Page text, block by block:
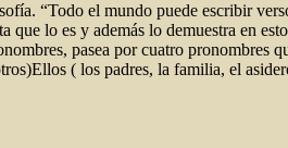
“Todo el mundo puede escribir
que lo es y además lo demuestra en
pasea por cuatro pronombres
( los padres, la familia, el